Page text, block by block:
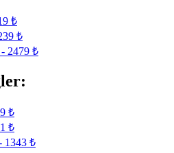
₺
₺
2479 ₺
₺
₺
1343 ₺